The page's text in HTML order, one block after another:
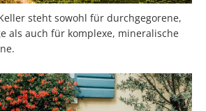
steht sowohl für durchgegorene,
als auch für komplexe, mineralische